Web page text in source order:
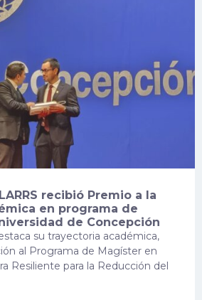
recibió Premio a la
en programa de
de Concepción
su trayectoria académica,
al Programa de Magíster en
Resiliente para la Reducción del